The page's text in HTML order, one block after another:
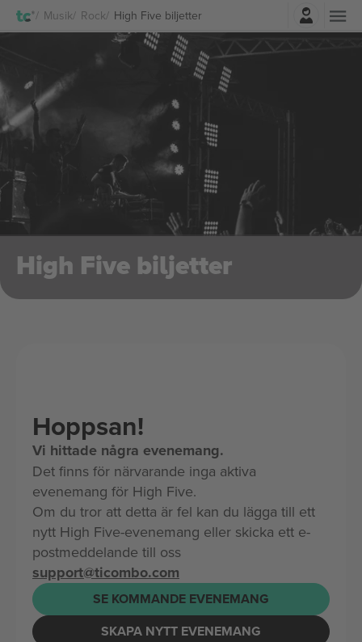
Musik Rock High Five biljetter
High Five biljetter
Hoppsan!
Vi hittade några evenemang.
Det finns för närvarande inga aktiva
evenemang för High Five.
Om du tror att detta är fel kan du lägga till ett
nytt High Five-evenemang eller skicka ett e-
postmeddelande till oss
support@ticombo.com
SE KOMMANDE EVENEMANG
SKAPA NYTT EVENEMANG